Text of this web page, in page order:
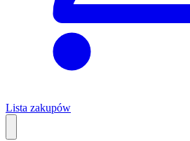
Lista zakupów